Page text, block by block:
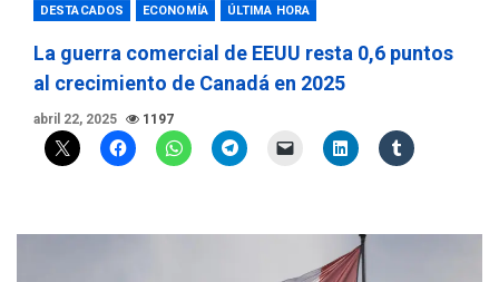
DESTACADOS ECONOMÍA ÚLTIMA HORA
La guerra comercial de EEUU resta 0,6 puntos
al crecimiento de Canadá en 2025
abril 22, 2025 1197